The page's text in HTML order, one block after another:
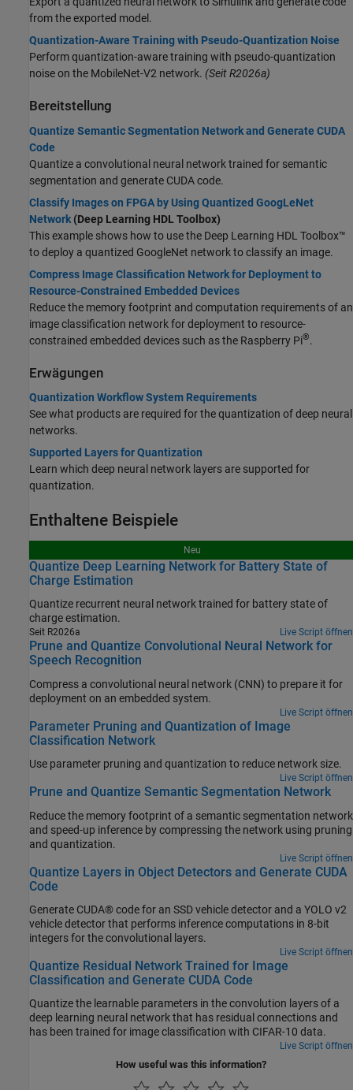
from the exported model.
Quantization-Aware Training with Pseudo-Quantization Noise
Perform quantization-aware training with pseudo-quantization
noise on the MobileNet-V2 network. (Seit R2026a)
Bereitstellung
Quantize Semantic Segmentation Network and Generate CUDA
Code
Quantize a convolutional neural network trained for semantic
segmentation and generate CUDA code.
Classify Images on FPGA by Using Quantized GoogLeNet
Network (Deep Learning HDL Toolbox)
This example shows how to use the Deep Learning HDL Toolbox™
to deploy a quantized GoogleNet network to classify an image.
Compress Image Classification Network for Deployment to
Resource-Constrained Embedded Devices
Reduce the memory footprint and computation requirements of an
image classification network for deployment to resource-
constrained embedded devices such as the Raspberry Pi®.
Erwägungen
Quantization Workflow System Requirements
See what products are required for the quantization of deep neural
networks.
Supported Layers for Quantization
Learn which deep neural network layers are supported for
quantization.
Enthaltene Beispiele
Neu
Quantize Deep Learning Network for Battery State of
Charge Estimation
Quantize recurrent neural network trained for battery state of
charge estimation.
Seit R2026a Live Script öffnen
Prune and Quantize Convolutional Neural Network for
Speech Recognition
Compress a convolutional neural network (CNN) to prepare it for
deployment on an embedded system.
Live Script öffnen
Parameter Pruning and Quantization of Image
Classification Network
Use parameter pruning and quantization to reduce network size.
Live Script öffnen
Prune and Quantize Semantic Segmentation Network
Reduce the memory footprint of a semantic segmentation network
and speed-up inference by compressing the network using pruning
and quantization.
Live Script öffnen
Quantize Layers in Object Detectors and Generate CUDA
Code
Generate CUDA® code for an SSD vehicle detector and a YOLO v2
vehicle detector that performs inference computations in 8-bit
integers for the convolutional layers.
Live Script öffnen
Quantize Residual Network Trained for Image
Classification and Generate CUDA Code
Quantize the learnable parameters in the convolution layers of a
deep learning neural network that has residual connections and
has been trained for image classification with CIFAR-10 data.
Live Script öffnen
How useful was this information?